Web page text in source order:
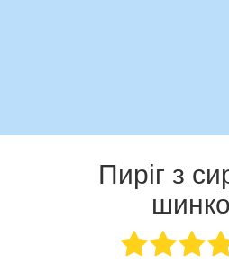
Пиріг з